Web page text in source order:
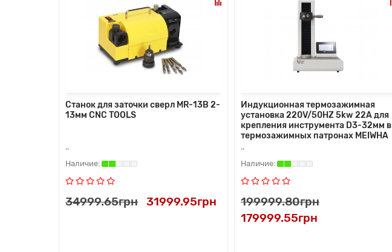
Станок для заточки сверл MR-13B 2-
13мм CNC TOOLS
..
34999.65грн 31999.95грн
Индукционная термозажимная
установка 220V/50HZ 5kw 22A для
крепления инструмента D3-32мм в
термозажимных патронах MEIWHA
..
199999.80грн
179999.55грн